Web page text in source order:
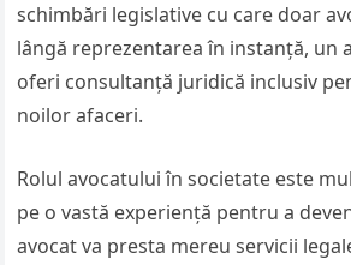
schimbări legislative cu care doar
lângă reprezentarea în instanță, un
oferi consultanță juridică inclusiv
noilor afaceri.
Rolul avocatului în societate este
pe o vastă experiență pentru a
avocat va presta mereu servicii